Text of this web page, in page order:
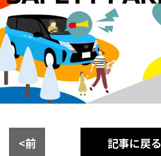
<前 記事に戻る